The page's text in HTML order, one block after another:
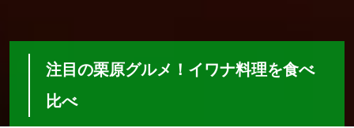
注目の栗原グルメ！イワナ料理を食べ
比べ